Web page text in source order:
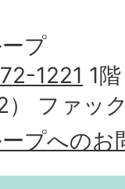
プ
1221 1
） ファッ
プへのお